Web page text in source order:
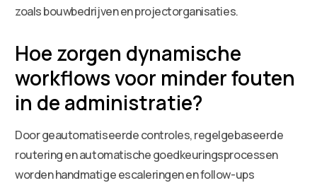
zoals bouwbedrijven en projectorganisaties.
Hoe zorgen dynamische
workflows voor minder fouten
in de administratie?
Door geautomatiseerde controles, regelgebaseerde
routering en automatische goedkeuringsprocessen
worden handmatige escaleringen en follow-ups